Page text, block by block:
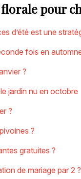
pour
d’été est une
fois en
?
jardin nu en octobre
?
?
gratuites ?
de mariage par 2 ?